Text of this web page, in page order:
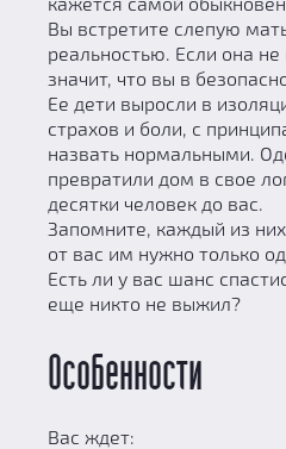
Вы встретите слепую
реальностью. Если она не
значит, что вы в
Ее дети выросли в
страхов и боли, с
назвать нормальными.
превратили дом в свое
десятки человек до вас.
Запомните, каждый из
от вас им нужно только
Есть ли у вас шанс
еще никто не выжил?
Особенности
Вас ждет: